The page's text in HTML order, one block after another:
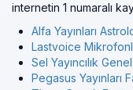
internetin 1 numaralı
Alfa Yayınları
Lastvoice
Sel Yayıncılık
Pegasus Yayınları